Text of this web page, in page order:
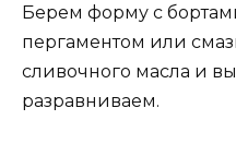
Берем форму с
пергаментом или
сливочного масла и
разравниваем.